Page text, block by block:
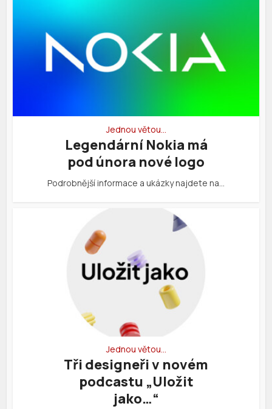
Jednou větou…
Legendární Nokia má
pod února nové logo
Podrobnější informace a ukázky najdete na…
Jednou větou…
Tři designeři v novém
podcastu „Uložit
jako…“